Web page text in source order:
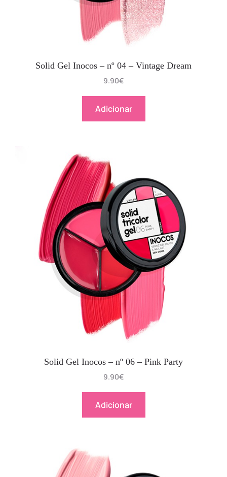
Solid Gel Inocos – nº 04 – Vintage Dream
9.90€
Adicionar
Solid Gel Inocos – nº 06 – Pink Party
9.90€
Adicionar